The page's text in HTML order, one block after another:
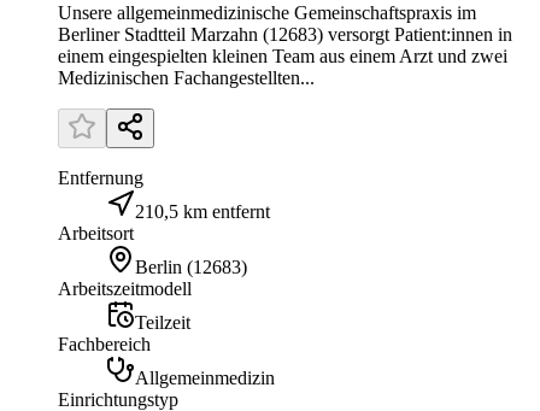
Unsere allgemeinmedizinische Gemeinschaftspraxis im
Berliner Stadtteil Marzahn (12683) versorgt Patient:innen in
einem eingespielten kleinen Team aus einem Arzt und zwei
Medizinischen Fachangestellten...
Entfernung
210,5 km entfernt
Arbeitsort
Berlin (12683)
Arbeitszeitmodell
Teilzeit
Fachbereich
Allgemeinmedizin
Einrichtungstyp